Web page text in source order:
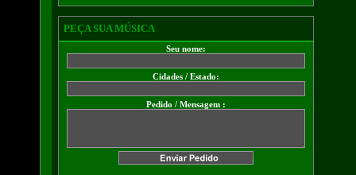
PEÇA SUA MÚSICA
Seu nome:
Cidades / Estado:
Pedido / Mensagem :